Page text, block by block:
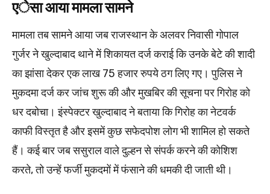
एेसा आया मामला सामने
मामला तब सामने आया जब राजस्थान के अलवर निवासी गोपाल
गुर्जर ने खुल्दाबाद थाने में शिकायत दर्ज कराई कि उनके बेटे की शादी
का झांसा देकर एक लाख 75 हजार रुपये ठग लिए गए। पुलिस ने
मुकदमा दर्ज कर जांच शुरू की और मुखबिर की सूचना पर गिरोह को
धर दबोचा। इंस्पेक्टर खुल्दाबाद ने बताया कि गिरोह का नेटवर्क
काफी विस्तृत है और इसमें कुछ सफेदपोश लोग भी शामिल हो सकते
हैं। कई बार जब ससुराल वाले दुल्हन से संपर्क करने की कोशिश
करते, तो उन्हें फर्जी मुकदमों में फंसाने की धमकी दी जाती थी।